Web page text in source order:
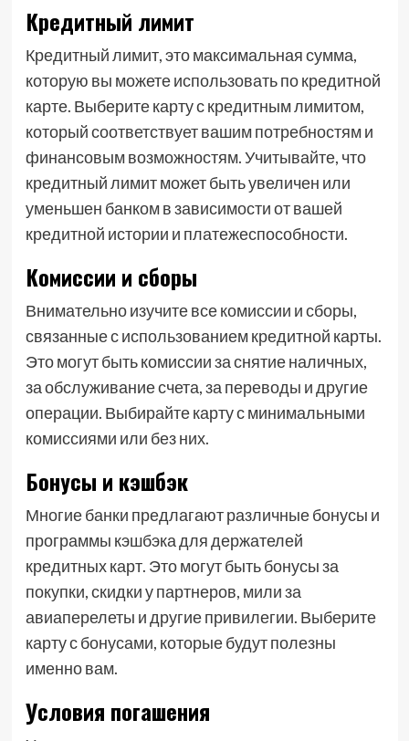
Кредитный лимит
Кредитный лимит, это максимальная сумма,
которую вы можете использовать по кредитной
карте. Выберите карту с кредитным лимитом,
который соответствует вашим потребностям и
финансовым возможностям. Учитывайте, что
кредитный лимит может быть увеличен или
уменьшен банком в зависимости от вашей
кредитной истории и платежеспособности.
Комиссии и сборы
Внимательно изучите все комиссии и сборы,
связанные с использованием кредитной карты.
Это могут быть комиссии за снятие наличных,
за обслуживание счета, за переводы и другие
операции. Выбирайте карту с минимальными
комиссиями или без них.
Бонусы и кэшбэк
Многие банки предлагают различные бонусы и
программы кэшбэка для держателей
кредитных карт. Это могут быть бонусы за
покупки, скидки у партнеров, мили за
авиаперелеты и другие привилегии. Выберите
карту с бонусами, которые будут полезны
именно вам.
Условия погашения